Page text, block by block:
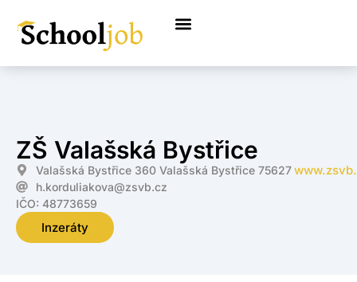
ZŠ Valašská Bystřice
Valašská Bystřice 360 Valašská Bystřice 75627
h.korduliakova@zsvb.cz
IČO: 48773659
Inzeráty